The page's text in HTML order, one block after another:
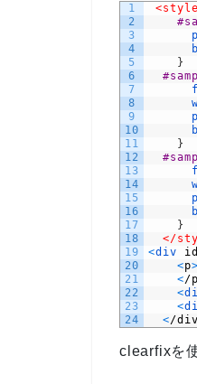
1
2
3
4
5
6
7
8
9
10
11
12
13
14
15
16
17
18
19
20
21
22
23
24
}
}
}
</
<div id
<p>
</p
<
<
</div
clearfixを